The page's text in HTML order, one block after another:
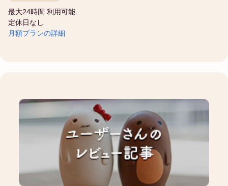
最大24時間 利用可能
定休日なし
月額プランの詳細